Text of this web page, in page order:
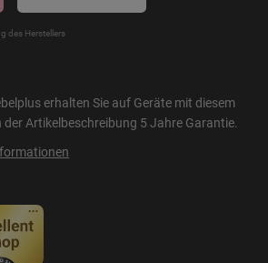
des Herstellers
erhalten Sie auf Geräte mit diesem
der Artikelbeschreibung 5 Jahre Garantie.